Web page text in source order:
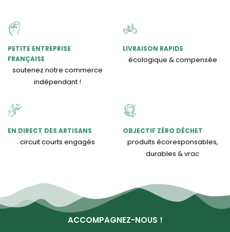
PETITE ENTREPRISE
FRANÇAISE
soutenez notre commerce
indépendant !
LIVRAISON RAPIDE
écologique & compensée
EN DIRECT DES ARTISANS
circuit courts engagés
OBJECTIF ZÉRO DÉCHET
produits écoresponsables,
durables & vrac
ACCOMPAGNEZ-NOUS !